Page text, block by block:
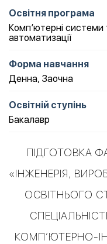
Освітня програма
Комп’ютерні системи
автоматизації
Форма навчання
Денна, Заочна
Освітній ступінь
Бакалавр
ПІДГОТОВКА
«ІНЖЕНЕРІЯ,
ОСВІТНЬОГО
КОМП’ЮТЕРНО-